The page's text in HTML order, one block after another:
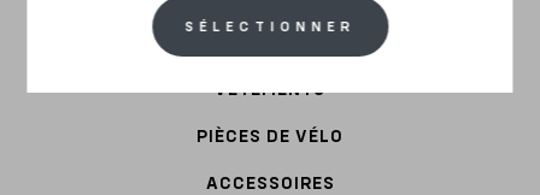
SÉLECTIONNER
ACIER
VÊTEMENTS
PIÈCES DE VÉLO
ACCESSOIRES